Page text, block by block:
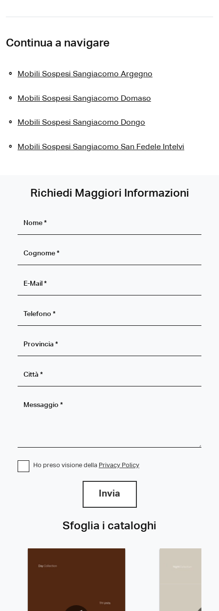
Continua a navigare
Mobili Sospesi Sangiacomo Argegno
Mobili Sospesi Sangiacomo Domaso
Mobili Sospesi Sangiacomo Dongo
Mobili Sospesi Sangiacomo San Fedele Intelvi
Sfoglia i cataloghi
Richiedi Maggiori Informazioni
Ho preso visione della Privacy Policy
Invia